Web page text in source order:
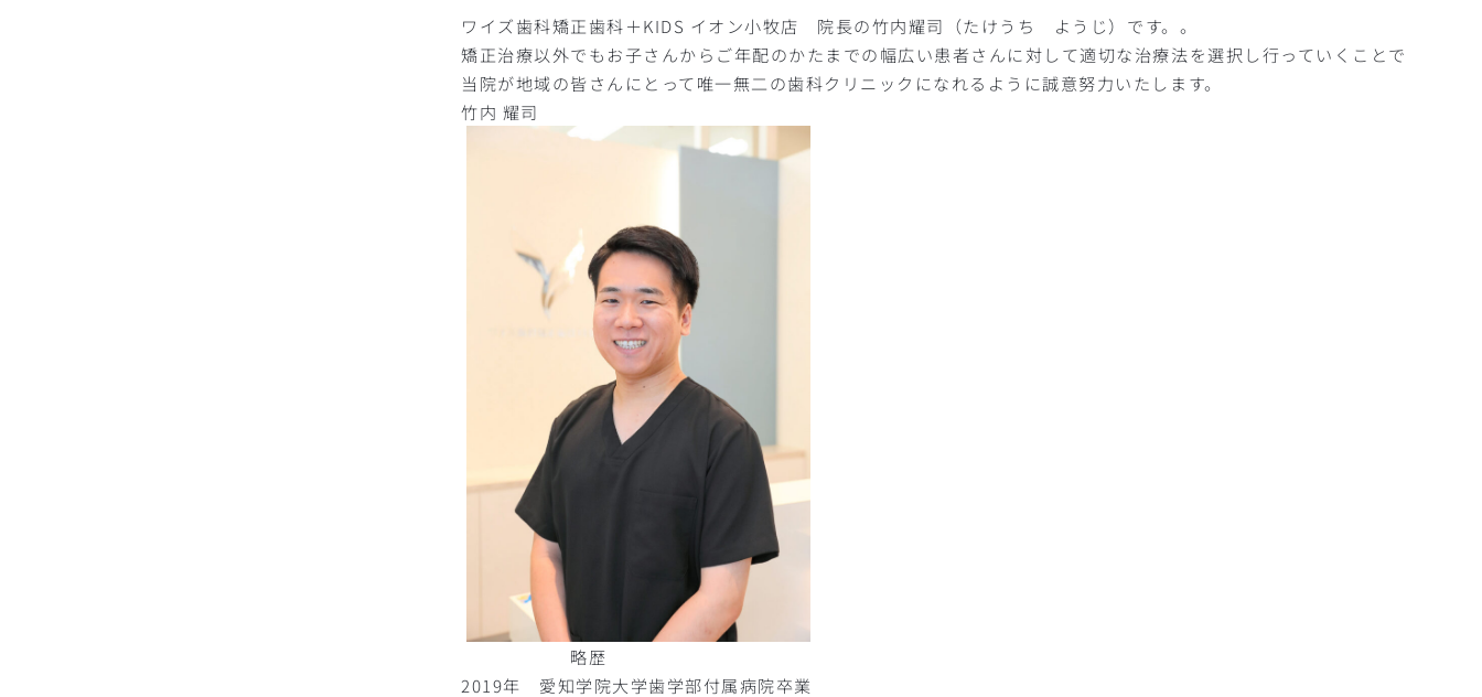
ワイズ歯科矯正歯科＋KIDS イオン小牧店 院長の竹内耀司（たけうち ようじ）です。。
矯正治療以外でもお子さんからご年配のかたまでの幅広い患者さんに対して適切な治療法を選択し行っていくことで
当院が地域の皆さんにとって唯一無二の歯科クリニックになれるように誠意努力いたします。
竹内 耀司
略歴
2019年 愛知学院大学歯学部付属病院卒業